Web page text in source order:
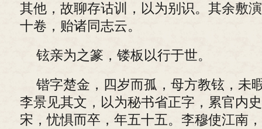
其他，故聊存诂训，以为别识。其余敷
十卷，贻诸同志云。
铉亲为之篆，镂板以行于世。
锴字楚金，四岁而孤，母方教铉，未
李景见其文，以为秘书省正字，累官内
宋，忧惧而卒，年五十五。李穆使江南